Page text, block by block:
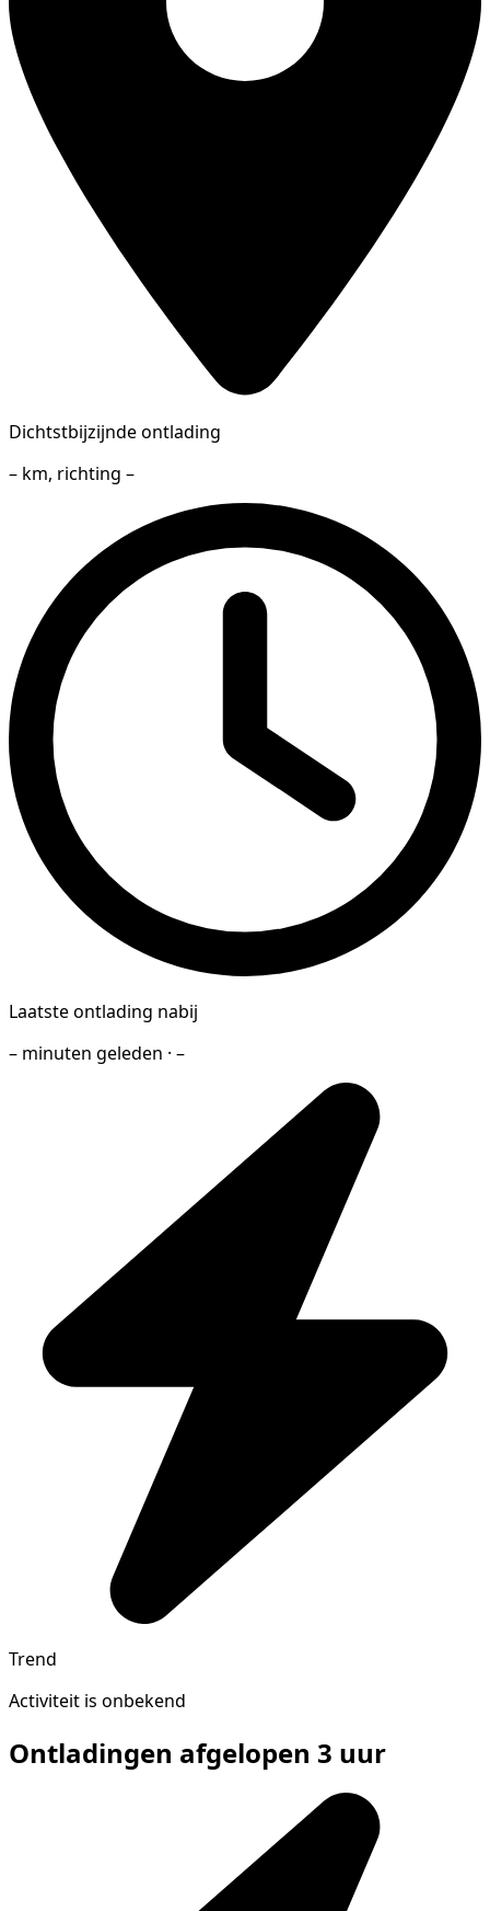
Dichtstbijzijnde ontlading
– km, richting –
Laatste ontlading nabij
– minuten geleden · –
Trend
Activiteit is onbekend
Ontladingen afgelopen 3 uur